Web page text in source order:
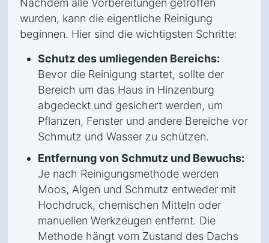
Nachdem alle Vorbereitungen getroffen
wurden, kann die eigentliche Reinigung
beginnen. Hier sind die wichtigsten Schritte:
Schutz des umliegenden Bereichs:
Bevor die Reinigung startet, sollte der
Bereich um das Haus in Hinzenburg
abgedeckt und gesichert werden, um
Pflanzen, Fenster und andere Bereiche vor
Schmutz und Wasser zu schützen.
Entfernung von Schmutz und Bewuchs:
Je nach Reinigungsmethode werden
Moos, Algen und Schmutz entweder mit
Hochdruck, chemischen Mitteln oder
manuellen Werkzeugen entfernt. Die
Methode hängt vom Zustand des Dachs